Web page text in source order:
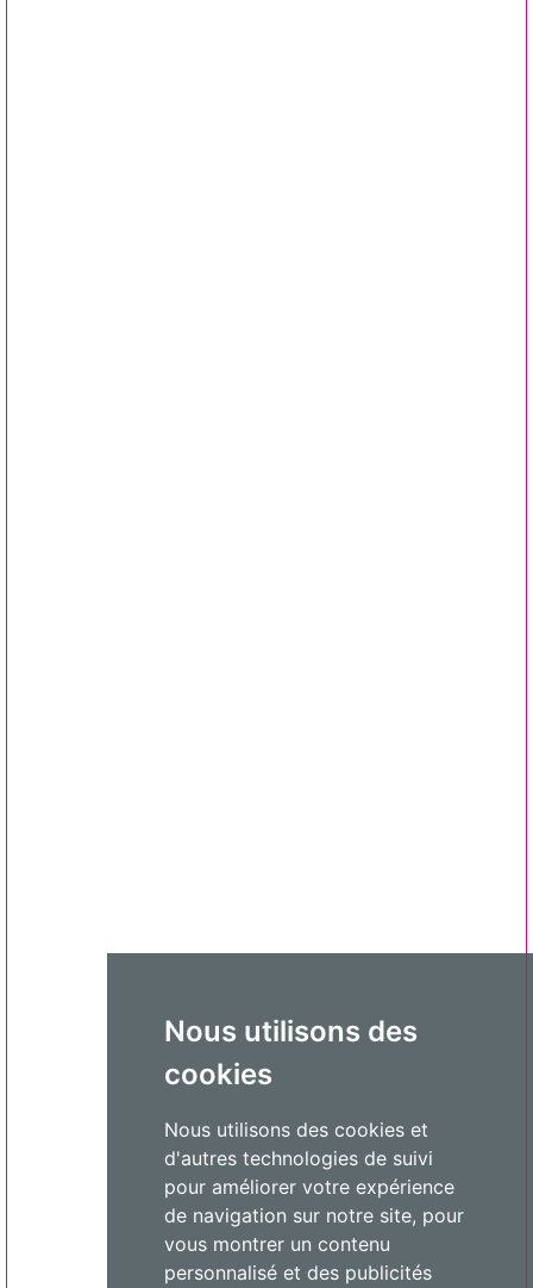
Nous utilisons des
cookies
Nous utilisons des cookies et
d'autres technologies de suivi
pour améliorer votre expérience
de navigation sur notre site, pour
vous montrer un contenu
personnalisé et des publicités